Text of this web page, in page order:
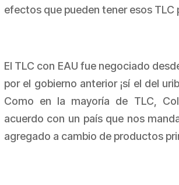
efectos que pueden tener esos TLC
El TLC con EAU fue negociado
por el gobierno anterior ¡sí el del
Como en la mayoría de TLC,
acuerdo con un país que nos
agregado a cambio de productos